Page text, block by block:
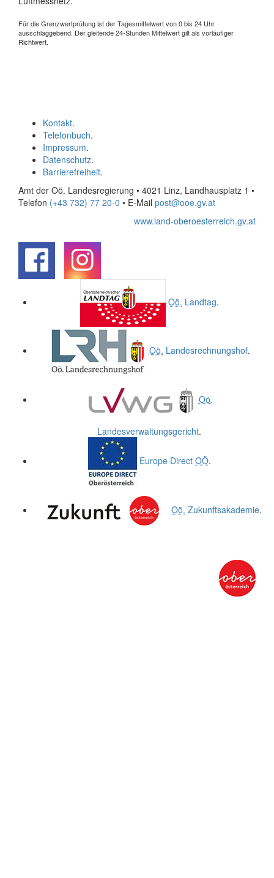
Für die Grenzwertprüfung ist der Tagesmittelwert von 0 bis 24 Uhr
ausschlaggebend. Der gleitende 24-Stunden Mittelwert gilt als vorläufiger
Richtwert.
Kontakt.
Telefonbuch.
Impressum.
Datenschutz.
Barrierefreiheit.
Amt der Oö. Landesregierung • 4021 Linz, Landhausplatz 1 •
Telefon (+43 732) 77 20-0 • E-Mail post@ooe.gv.at
www.land-oberoesterreich.gv.at
Oö. Landtag.
Oö. Landesrechnungshof.
Oö.
Landesverwaltungsgericht.
Europe Direct OÖ.
Oö. Zukunftsakademie.